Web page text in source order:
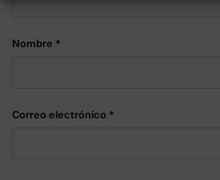
Nombre *
Correo electrónico *